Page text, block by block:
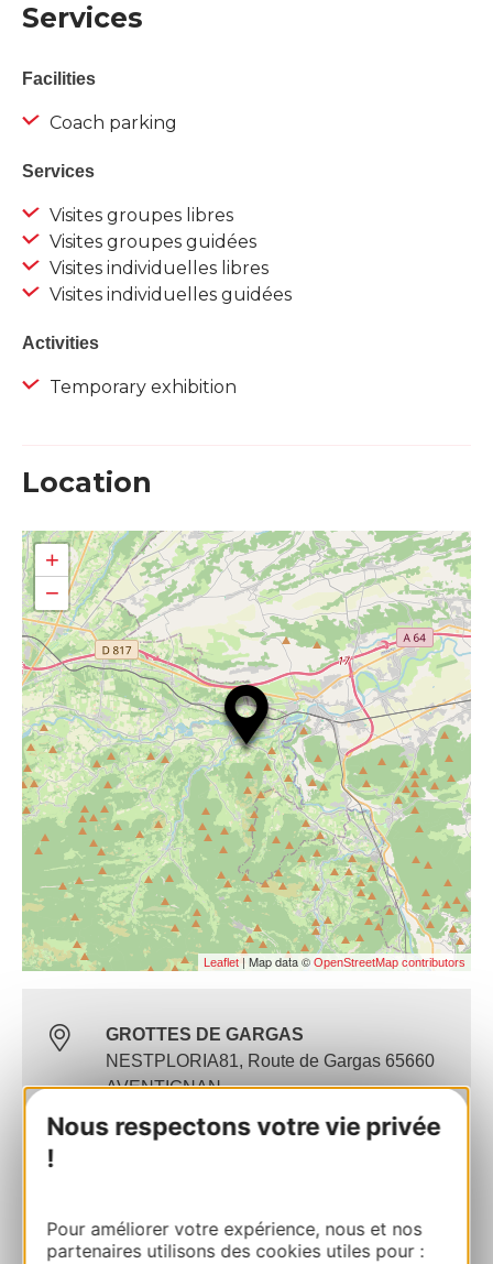
Nous respectons votre vie privée
!
Pour améliorer votre expérience, nous et nos
partenaires utilisons des cookies utiles pour :
Services
Facilities
Coach parking
Services
Visites groupes libres
Visites groupes guidées
Visites individuelles libres
Visites individuelles guidées
Activities
Temporary exhibition
Location
+
−
Leaflet | Map data © OpenStreetMap contributors
GROTTES DE GARGAS
NESTPLORIA81, Route de Gargas 65660
AVENTIGNAN
Route & access